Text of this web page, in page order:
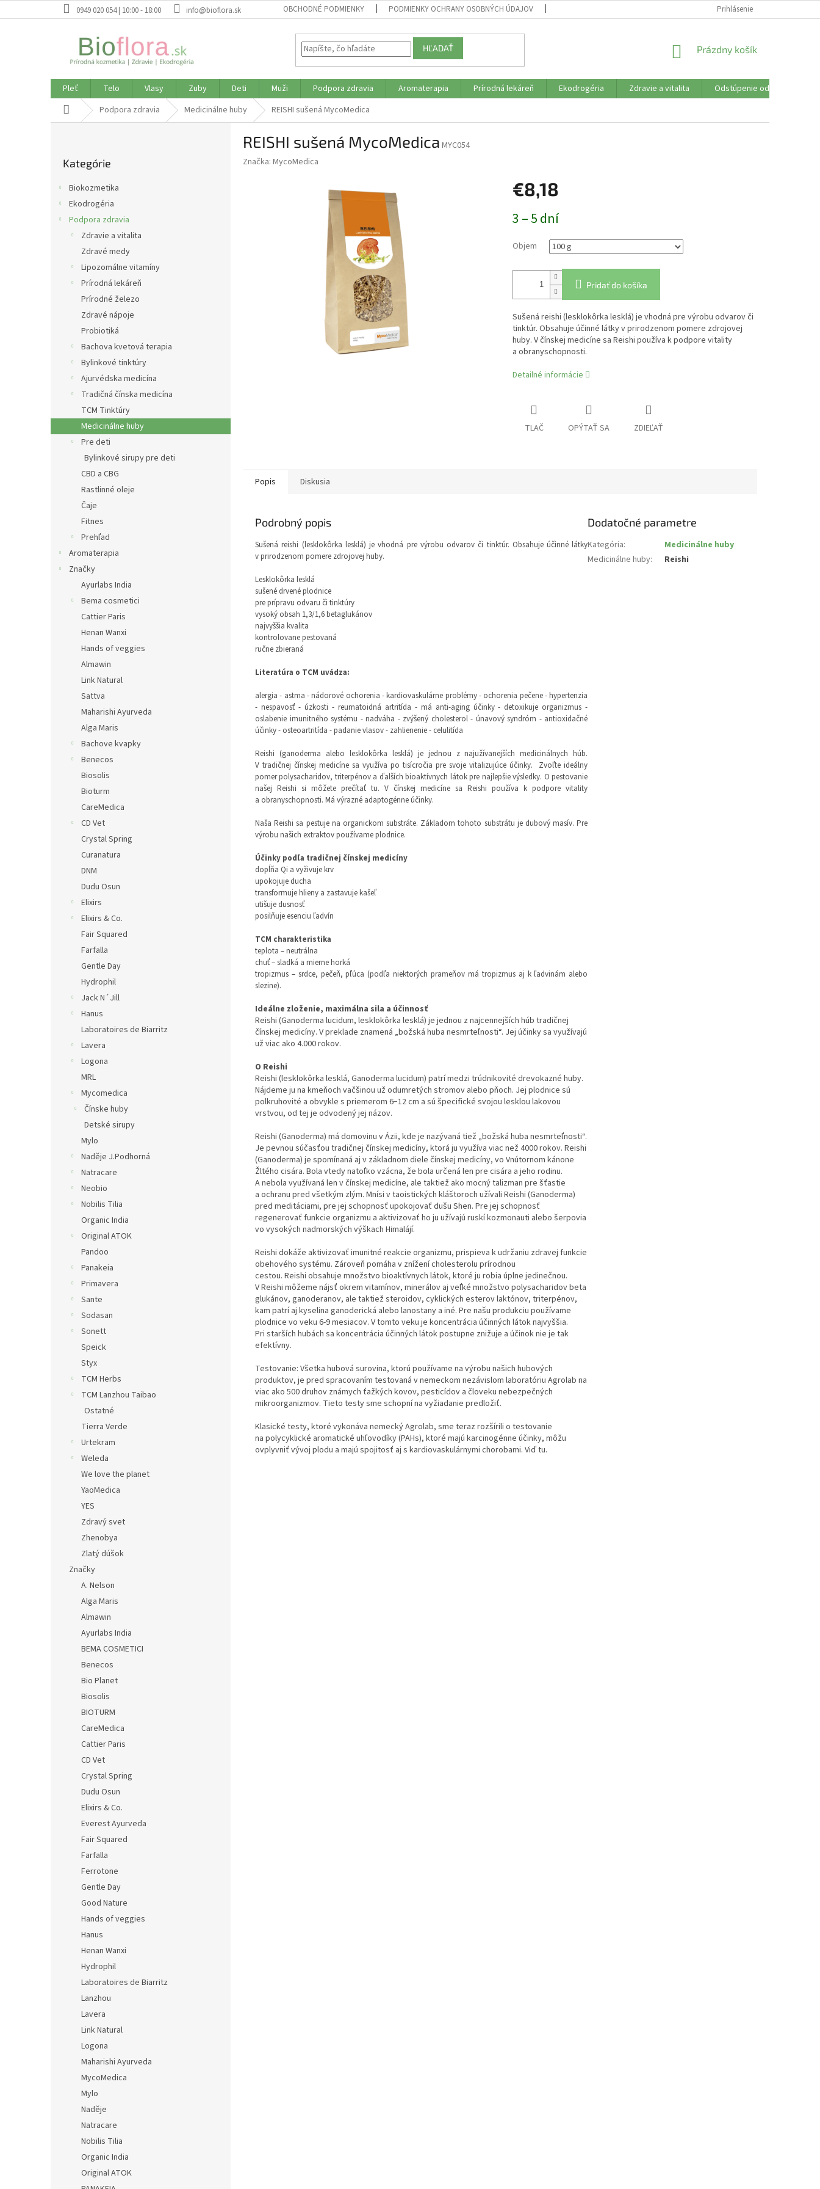
na
0949 020 054 | 10:00 - 18:00 info@bioflora.sk OBCHODNÉ PODMIENKY PODMIENKY OCHRANY OSOBNÝCH ÚDAJOV DOPRAVA PLATBA
Prihlásenie
HĽADAŤ
NÁKUPNÝ
Prázdny košík
Pleť Telo Vlasy Zuby Deti Muži Podpora zdravia Aromaterapia Prírodná lekáreň Ekodrogéria Zdravie a vitalita
Odstúpenie od zmluvy
DomovPodpora zdravia Medicinálne huby REISHI sušená MycoMedica
kategórie
Kategórie
Biokozmetika
Ekodrogéria
Podpora zdravia
Zdravie a vitalita
Zdravé medy
Lipozomálne vitamíny
Prírodná lekáreň
Prírodné železo
Zdravé nápoje
Probiotiká
Bachova kvetová terapia
Bylinkové tinktúry
Ajurvédska medicína
Tradičná čínska medicína
TCM Tinktúry
Medicinálne huby
Pre deti
Bylinkové sirupy pre deti
CBD a CBG
Rastlinné oleje
Čaje
Fitnes
Prehľad
Aromaterapia
Značky
Ayurlabs India
Bema cosmetici
Cattier Paris
Henan Wanxi
Hands of veggies
Almawin
Link Natural
Sattva
Maharishi Ayurveda
Alga Maris
Bachove kvapky
Benecos
Biosolis
Bioturm
CareMedica
CD Vet
Crystal Spring
Curanatura
DNM
Dudu Osun
Elixirs
Elixirs & Co.
Fair Squared
Farfalla
Gentle Day
Hydrophil
Jack N´Jill
Hanus
Laboratoires de Biarritz
Lavera
Logona
MRL
Mycomedica
Čínske huby
Detské sirupy
Mylo
Naděje J.Podhorná
Natracare
Neobio
Nobilis Tilia
Organic India
Original ATOK
Pandoo
Panakeia
Primavera
Sante
Sodasan
Sonett
Speick
Styx
TCM Herbs
TCM Lanzhou Taibao
Ostatné
Tierra Verde
Urtekram
Weleda
We love the planet
YaoMedica
YES
Zdravý svet
Zhenobya
Zlatý dúšok
Značky
A. Nelson
Alga Maris
Almawin
Ayurlabs India
BEMA COSMETICI
Benecos
Bio Planet
Biosolis
BIOTURM
CareMedica
Cattier Paris
CD Vet
Crystal Spring
Dudu Osun
Elixirs & Co.
Everest Ayurveda
Fair Squared
Farfalla
Ferrotone
Gentle Day
Good Nature
Hands of veggies
Hanus
Henan Wanxi
Hydrophil
Laboratoires de Biarritz
Lanzhou
Lavera
Link Natural
Logona
Maharishi Ayurveda
MycoMedica
Mylo
Naděje
Natracare
Nobilis Tilia
Organic India
Original ATOK
REISHI sušená MycoMedica MYC054
Značka: MycoMedica
€8,18
cena:
3 – 5 dní
Objem
Pridať do košíka
Sušená reishi (lesklokôrka lesklá) je vhodná pre výrobu odvarov či
tinktúr. Obsahuje účinné látky v prirodzenom pomere zdrojovej
huby. V čínskej medicíne sa Reishi používa k podpore vitality
a obranyschopnosti.
Detailné informácie
TLAČ OPÝTAŤ SA ZDIEĽAŤ
Popis Diskusia
Podrobný popis
Sušená reishi (lesklokôrka lesklá) je vhodná pre výrobu odvarov či tinktúr. Obsahuje účinné látky
v prirodzenom pomere zdrojovej huby.
Lesklokôrka lesklá
sušené drvené plodnice
pre prípravu odvaru či tinktúry
vysoký obsah 1,3/1,6 betaglukánov
najvyššia kvalita
kontrolovane pestovaná
ručne zbieraná
Literatúra o TCM uvádza:
alergia - astma - nádorové ochorenia - kardiovaskulárne problémy - ochorenia pečene - hypertenzia
- nespavosť - úzkosti - reumatoidná artritída - má anti-aging účinky - detoxikuje organizmus -
oslabenie imunitného systému - nadváha - zvýšený cholesterol - únavový syndróm - antioxidačné
účinky - osteoartritída - padanie vlasov - zahlienenie - celulitída
Reishi (ganoderma alebo lesklokôrka lesklá) je jednou z najužívanejších medicinálnych húb.
V tradičnej čínskej medicíne sa využíva po tisícročia pre svoje vitalizujúce účinky. Zvoľte ideálny
pomer polysacharidov, triterpénov a ďalších bioaktívnych látok pre najlepšie výsledky. O pestovanie
našej Reishi si môžete prečítať tu. V čínskej medicíne sa Reishi používa k podpore vitality
a obranyschopnosti. Má výrazné adaptogénne účinky.
Naša Reishi sa pestuje na organickom substráte. Základom tohoto substrátu je dubový masív. Pre
výrobu našich extraktov používame plodnice.
Účinky podľa tradičnej čínskej medicíny
dopĺňa Qi a vyživuje krv
upokojuje ducha
transformuje hlieny a zastavuje kašeľ
utišuje dusnosť
posilňuje esenciu ľadvín
TCM charakteristika
teplota – neutrálna
chuť – sladká a mierne horká
tropizmus – srdce, pečeň, pľúca (podľa niektorých prameňov má tropizmus aj k ľadvinám alebo
slezine).
Ideálne zloženie, maximálna sila a účinnosť
Reishi (Ganoderma lucidum, lesklokôrka lesklá) je jednou z najcennejších húb tradičnej
čínskej medicíny. V preklade znamená „božská huba nesmrteľnosti“. Jej účinky sa využívajú
už viac ako 4.000 rokov.
O Reishi
Reishi (lesklokôrka lesklá, Ganoderma lucidum) patrí medzi trúdnikovité drevokazné huby.
Nájdeme ju na kmeňoch vačšinou už odumretých stromov alebo pňoch. Jej plodnice sú
polkruhovité a obvykle s priemerom 6−12 cm a sú špecifické svojou lesklou lakovou
vrstvou, od tej je odvodený jej názov.
Reishi (Ganoderma) má domovinu v Ázii, kde je nazývaná tiež „božská huba nesmrteľnosti“.
Je pevnou súčasťou tradičnej čínskej medicíny, ktorá ju využíva viac než 4000 rokov. Reishi
(Ganoderma) je spomínaná aj v základnom diele čínskej medicíny, vo Vnútornom kánone
Žltého cisára. Bola vtedy natoľko vzácna, že bola určená len pre cisára a jeho rodinu.
A nebola využívaná len v čínskej medicíne, ale taktiež ako mocný talizman pre šťastie
a ochranu pred všetkým zlým. Mnísi v taoistických kláštoroch užívali Reishi (Ganoderma)
pred meditáciami, pre jej schopnosť upokojovať dušu Shen. Pre jej schopnosť
regenerovať funkcie organizmu a aktivizovať ho ju užívajú ruskí kozmonauti alebo šerpovia
vo vysokých nadmorských výškach Himalájí.
Reishi dokáže aktivizovať imunitné reakcie organizmu, prispieva k udržaniu zdravej funkcie
obehového systému. Zároveň pomáha v znížení cholesterolu prírodnou
cestou. Reishi obsahuje množstvo bioaktívnych látok, ktoré ju robia úplne jedinečnou.
V Reishi môžeme nájsť okrem vitamínov, minerálov aj veľké množstvo polysacharidov beta
glukánov, ganoderanov, ale taktiež steroidov, cyklických esterov laktónov, triterpénov,
kam patrí aj kyselina ganoderická alebo lanostany a iné. Pre našu produkciu používame
plodnice vo veku 6-9 mesiacov. V tomto veku je koncentrácia účinných látok najvyššia.
Pri starších hubách sa koncentrácia účinných látok postupne znižuje a účinok nie je tak
efektívny.
Testovanie: Všetka hubová surovina, ktorú používame na výrobu našich hubových
produktov, je pred spracovaním testovaná v nemeckom nezávislom laboratóriu Agrolab na
viac ako 500 druhov známych ťažkých kovov, pesticídov a človeku nebezpečných
mikroorganizmov. Tieto testy sme schopní na vyžiadanie predložiť.
Klasické testy, ktoré vykonáva nemecký Agrolab, sme teraz rozšírili o testovanie
na polycyklické aromatické uhľovodíky (PAHs), ktoré majú karcinogénne účinky, môžu
ovplyvniť vývoj plodu a majú spojitosť aj s kardiovaskulárnymi chorobami. Viď tu.
Dodatočné parametre
Kategória:
Medicinálne huby
Medicinálne huby: Reishi